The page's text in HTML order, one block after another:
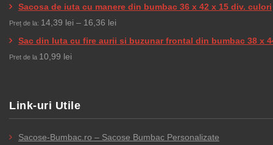
19,50 lei
41,76 lei
Sacosa de iuta cu manere din bumbac 36 x 42 x 15 div. culori
Preț de la: 14,39 lei – 16,36 lei
de
Sac din Iuta cu fire aurii si buzunar frontal din bumbac 38 x
Pret de la 10,99 lei
Link-uri Utile
Sacose-Bumbac.ro – Sacose Bumbac Personalizate